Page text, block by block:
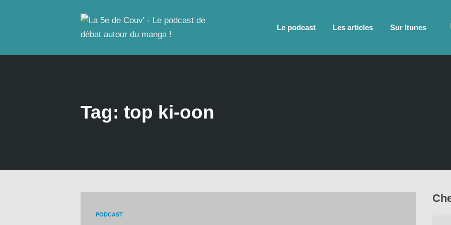
Le podcast Les articles Sur Itunes
Tag: top ki-oon
PODCAST